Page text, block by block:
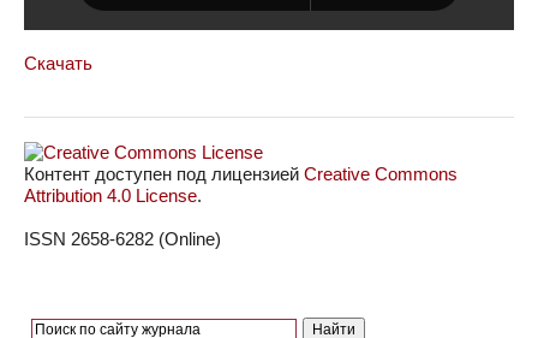
Скачать
Контент доступен под лицензией Creative Commons
Attribution 4.0 License.
ISSN 2658-6282 (Online)